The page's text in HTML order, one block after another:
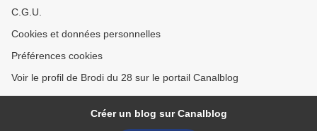
C.G.U.
Cookies et données personnelles
Préférences cookies
Voir le profil de Brodi du 28 sur le portail Canalblog
Créer un blog sur Canalblog